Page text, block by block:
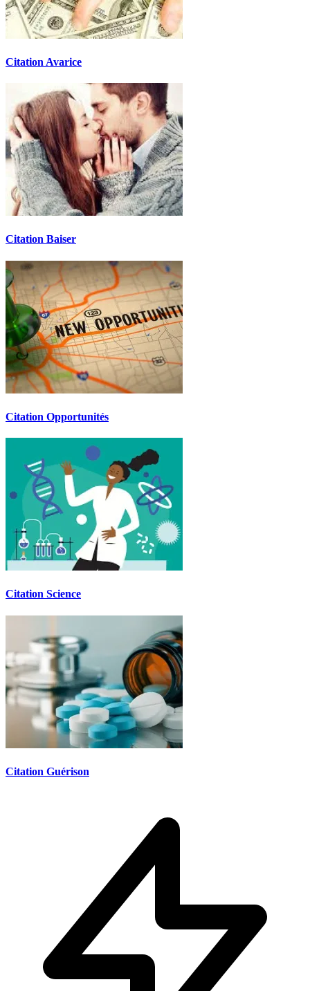
Citation Avarice
Citation Baiser
Citation Opportunités
Citation Science
Citation Guérison